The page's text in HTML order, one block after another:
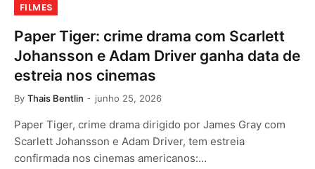
FILMES
Paper Tiger: crime drama com Scarlett
Johansson e Adam Driver ganha data de
estreia nos cinemas
By Thais Bentlin junho 25, 2026
Paper Tiger, crime drama dirigido por James Gray com
Scarlett Johansson e Adam Driver, tem estreia
confirmada nos cinemas americanos:…